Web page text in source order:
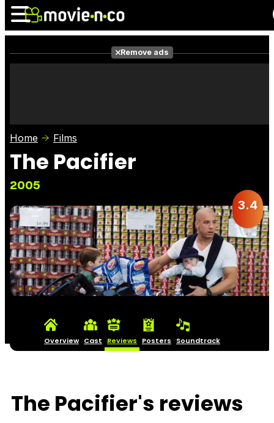
Photos
Remove ads
Home Films
The Pacifier
2005
3.4
Overview Cast Reviews Posters Soundtrack
The Pacifier's reviews